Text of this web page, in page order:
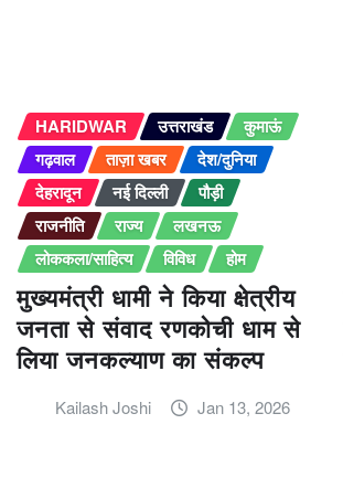
HARIDWAR उत्तराखंड
कुमाऊं
गढ़वाल
ताज़ा खबर
देश/दुनिया
देहरादून
नई दिल्ली
पौड़ी
राजनीति
राज्य
लखनऊ
लोककला/साहित्य
विविध होम
मुख्यमंत्री धामी ने किया क्षेत्रीय
जनता से संवाद रणकोची धाम से
लिया जनकल्याण का संकल्प
Kailash Joshi Jan 13, 2026